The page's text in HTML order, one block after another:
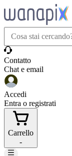
Contatto
Chat e email
Accedi
Entra o registrati
Carrello
-